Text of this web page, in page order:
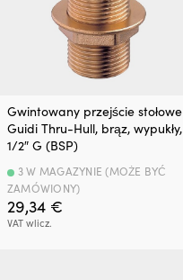
Gwintowany przejście stołowe
Guidi Thru-Hull, brąz, wypukły,
1/2″ G (BSP)
29,34 €
VAT wlicz.
3 W MAGAZYNIE (MOŻE BYĆ
ZAMÓWIONY)